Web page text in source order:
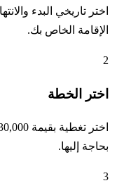
تاريخي البدء والانتهاء
الخاص بك.
الخطة
اختر
إليها.